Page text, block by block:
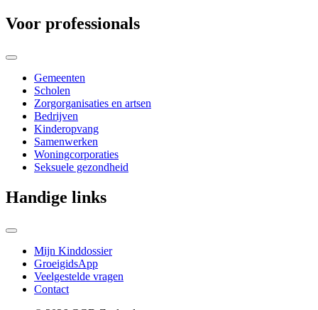
Voor professionals
Gemeenten
Scholen
Zorgorganisaties en artsen
Bedrijven
Kinderopvang
Samenwerken
Woningcorporaties
Seksuele gezondheid
Handige links
Mijn Kinddossier
GroeigidsApp
Veelgestelde vragen
Contact